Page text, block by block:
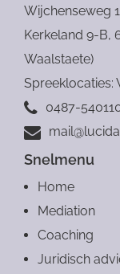
Wijchenseweg
Kerkeland 9-B,
Waalstaete)
Spreeklocaties:
0487-
Snelmenu
Home
Mediation
Coaching
Juridisch